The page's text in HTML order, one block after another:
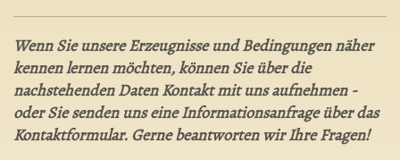
Wenn Sie unsere Erzeugnisse und Bedingungen näher
kennen lernen möchten, können Sie über die
nachstehenden Daten Kontakt mit uns aufnehmen -
oder Sie senden uns eine Informationsanfrage über das
Kontaktformular. Gerne beantworten wir Ihre Fragen!